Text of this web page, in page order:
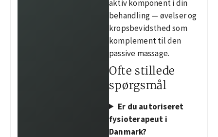
aktiv komponent i din
behandling — øvelser og
kropsbevidsthed som
komplement til den
passive massage.
Ofte stillede
spørgsmål
Er du autoriseret
fysioterapeut i
Danmark?